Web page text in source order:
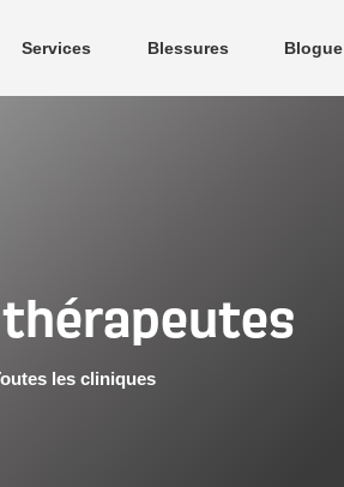
Services Blessures Blogue
les cliniques